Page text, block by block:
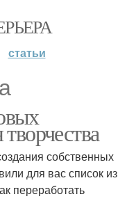
статьи
собственных
для вас список из
переработать